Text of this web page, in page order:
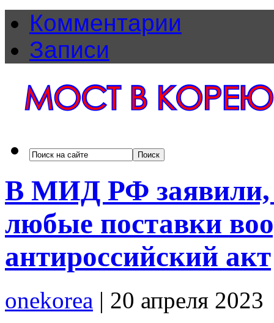
Комментарии
Записи
В МИД РФ заявили,
любые поставки
антироссийский акт
onekorea | 20 апреля 2023